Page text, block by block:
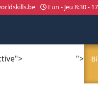
Lun - Jeu 8:30 -
">